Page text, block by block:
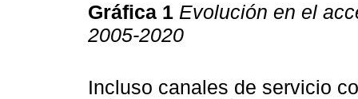
Gráfica 1 Evolución en el
2005-2020
Incluso canales de servicio